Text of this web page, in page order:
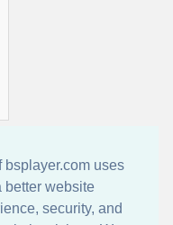
bsplayer.com uses
better website
security, and